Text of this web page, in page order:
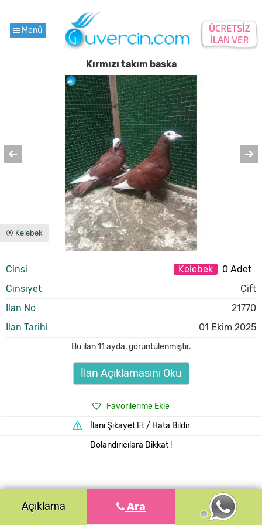
Menü
Kırmızı takım baska
⦿ Kelebek
Cinsi Kelebek
0 Adet
Cinsiyet
Çift
İlan No
21770
İlan Tarihi
01 Ekim 2025
Bu ilan11 ayda,görüntülenmiştir.
İlan Açıklamasını Oku
Favorilerime Ekle
İlanı Şikayet Et / Hata Bildir
Dolandırıcılara Dikkat !
Açıklama Ara